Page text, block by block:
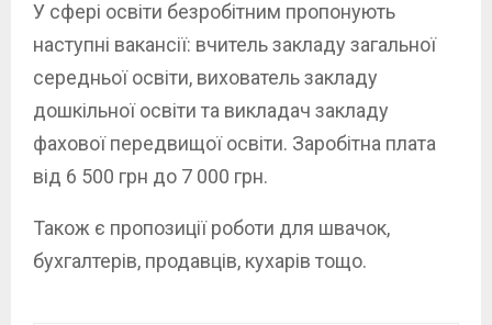
У сфері освіти безробітним пропонують
наступні вакансії: вчитель закладу загальної
середньої освіти, вихователь закладу
дошкільної освіти та викладач закладу
фахової передвищої освіти. Заробітна плата
від 6 500 грн до 7 000 грн.
Також є пропозиції роботи для швачок,
бухгалтерів, продавців, кухарів тощо.